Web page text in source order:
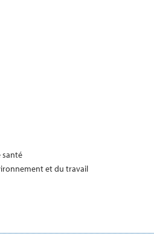
santé
et du travail